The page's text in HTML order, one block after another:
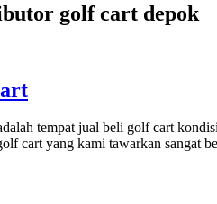
golf cart depok
tempat jual beli golf cart
cart yang kami tawarkan